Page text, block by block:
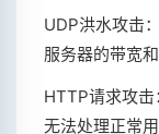
UDP洪水攻击
服务器的带宽和
HTTP请求攻
无法处理正常用